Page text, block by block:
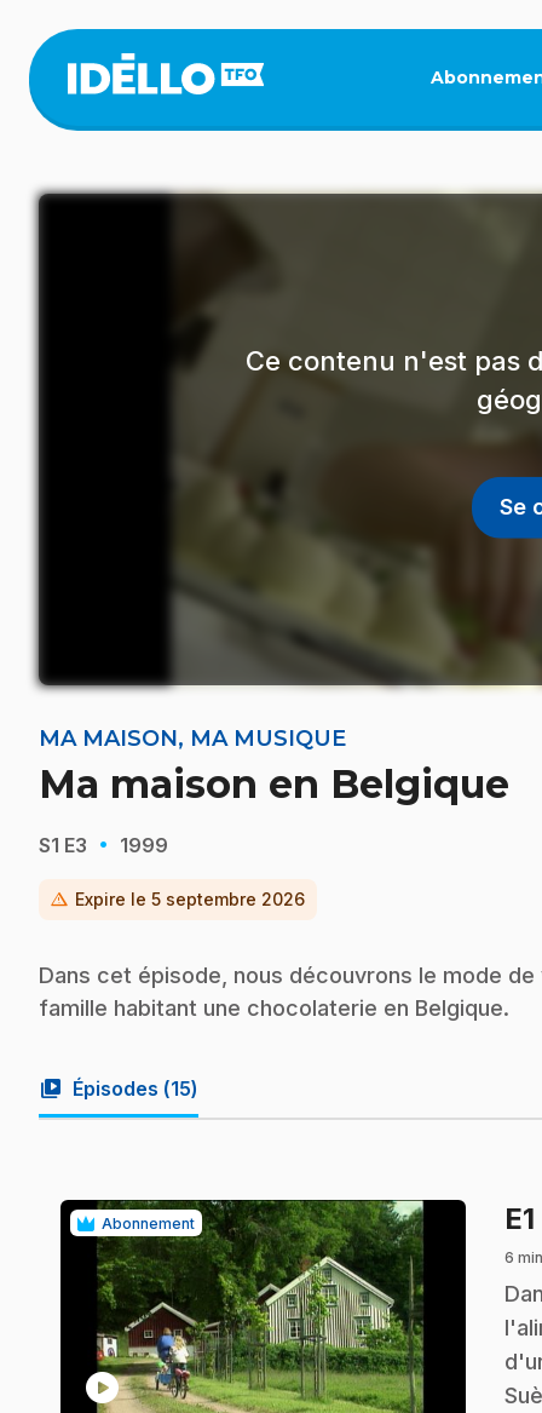
contenu
principal
Ce contenu n'est pas
Se
MA MAISON, MA MUSIQUE
Ma maison en Belgique
S1 E3 · 1999
warning Expire le 5 septembre 2026
Dans cet épisode, nous découvrons le mode
famille habitant une chocolaterie en Belgique.
video_library Épisodes (15)
Abonnement
play_circle
E1
6
.